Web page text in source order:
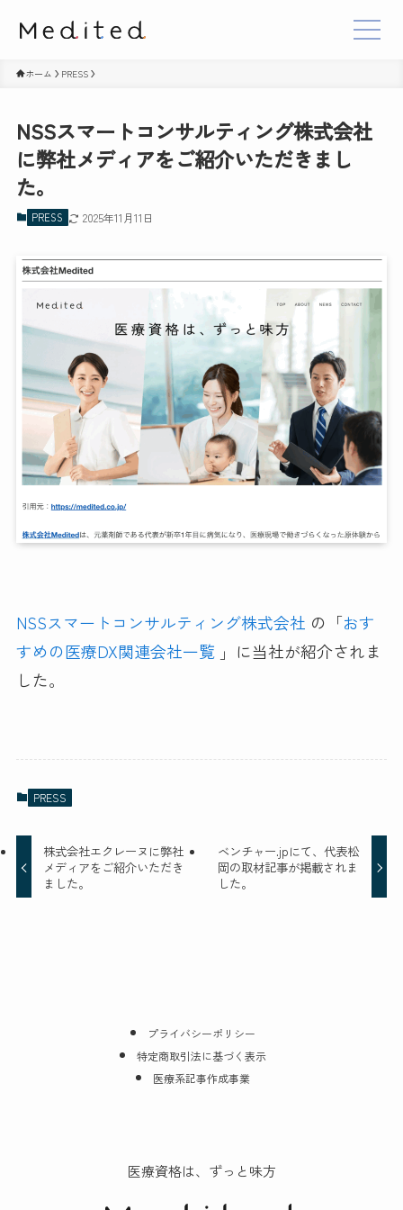
ホーム PRESS
NSSスマートコンサルティング株式会社
に弊社メディアをご紹介いただきまし
た。
PRESS 2025年11月11日
NSSスマートコンサルティング株式会社 の「おす
すめの医療DX関連会社一覧」に当社が紹介されま
した。
PRESS
株式会社エクレーヌに弊社
メディアをご紹介いただき
ました。
ベンチャー.jpにて、代表松
岡の取材記事が掲載されま
した。
プライバシーポリシー
特定商取引法に基づく表示
医療系記事作成事業
医療資格は、ずっと味方